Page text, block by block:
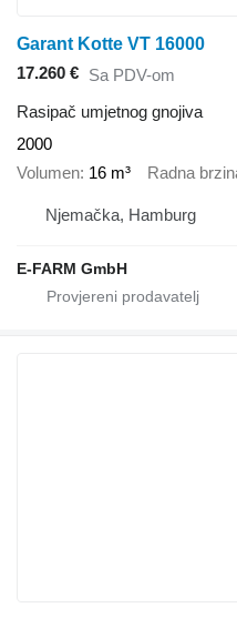
Garant Kotte VT 16000
17.260 € Sa PDV-om
Rasipač umjetnog gnojiva
2000
Volumen 16 m³ Radna
Njemačka, Hamburg
E-FARM GmbH